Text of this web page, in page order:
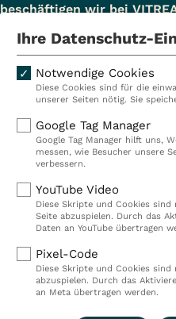
beschäftigen wir bei
Kliniken
Reha
Prävention
VITREA Deutschland
Ihre Datenschutz-
Notwendige Cookies
Diese Cookies sind für die
unserer Seiten nötig. Sie
Google Tag Manager
Google Tag Manager hilft uns,
messen, wie Besucher unsere
verbessern.
YouTube Video
Diese Skripte und Cookies sind
Seite abzuspielen. Durch das
Daten an YouTube übertragen
Pixel-Code
Diese Skripte und Cookies
abzuspielen. Durch das
an Meta übertragen werden.